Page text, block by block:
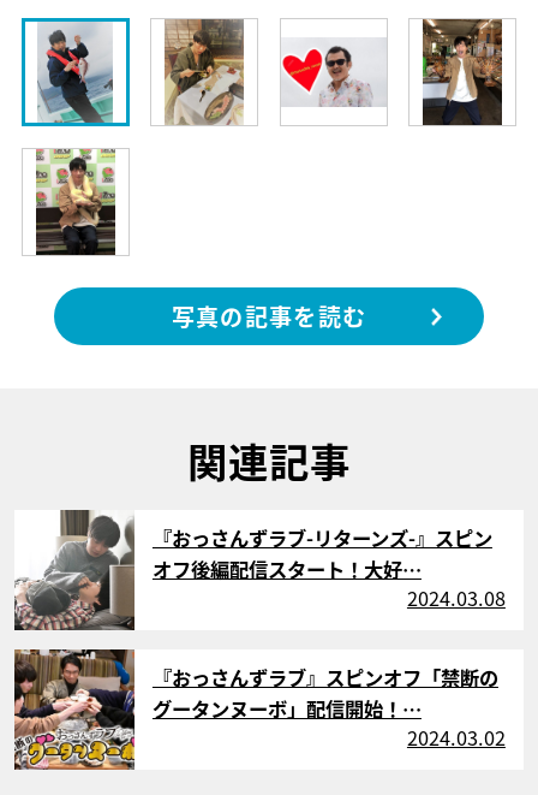
写真の記事を読む
関連記事
サムネイル
『おっさんずラブ-リターンズ-』スピン
オフ後編配信スタート！大好…
2024.03.08
サムネイル
『おっさんずラブ』スピンオフ「禁断の
グータンヌーボ」配信開始！…
2024.03.02